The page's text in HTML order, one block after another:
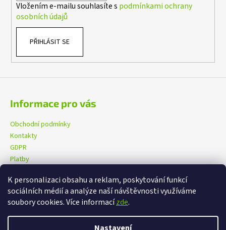
K personalizaci obsahu a reklam, poskytování funkcí
sociálních médií a analýze naší návštěvnosti využíváme
soubory cookies. Více informacízde.
Vložením e-mailu souhlasíte s podmínkami ochrany
osobních údajů
PŘIHLÁSIT SE
Informace pro vás
Obchodní podmínky
Kontakty
GDPR
Platby
eXtrem-audio na facebooku eXtrem-audio na Instagramu